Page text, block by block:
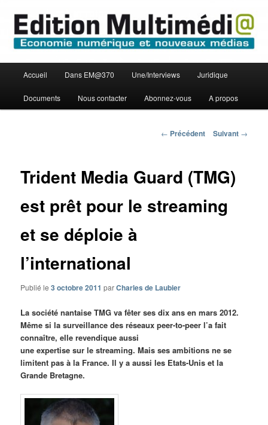
contenu
principalEdition Multimédi@
principal
Accueil Dans EM@370 Une/Interviews Juridique
Documents Nous contacter Abonnez-vous A propos
Navigation
← Précédent Suivant →
Trident Media Guard (TMG)
est prêt pour le streaming
et se déploie à
l’international
Publié le3 octobre 2011 parCharles de Laubier
La société nantaise TMG va fêter ses dix ans en mars 2012.
Même si la surveillance des réseaux peer-to-peer l’a fait
connaître, elle revendique aussi
une expertise sur le streaming. Mais ses ambitions ne se
limitent pas à la France. Il y a aussi les Etats-Unis et la
Grande Bretagne.